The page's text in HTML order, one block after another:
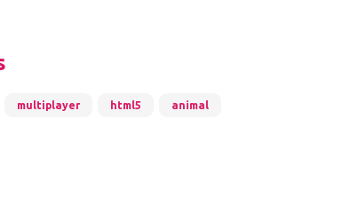
multiplayer html5 animal